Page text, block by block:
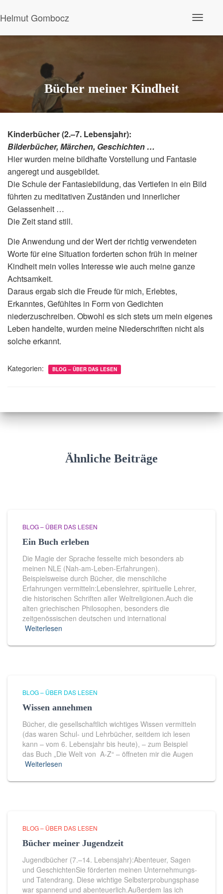
Helmut Gombocz
n
Bücher meiner Kindheit
Kinderbücher (2.–7. Lebensjahr):
Bilderbücher, Märchen, Geschichten …
Hier wurden meine bildhafte Vorstellung und Fantasie
angeregt und ausgebildet.
Die Schule der Fantasiebildung, das Vertiefen in ein Bild
führten zu meditativen Zuständen und innerlicher
Gelassenheit …
Die Zeit stand still.
Die Anwendung und der Wert der richtig verwendeten
Worte für eine Situation forderten schon früh in meiner
Kindheit mein volles Interesse wie auch meine ganze
Achtsamkeit.
Daraus ergab sich die Freude für mich, Erlebtes,
Erkanntes, Gefühltes in Form von Gedichten
niederzuschreiben. Obwohl es sich stets um mein eigenes
Leben handelte, wurden meine Niederschriften nicht als
solche erkannt.
Kategorien: BLOG – ÜBER DAS LESEN
Ähnliche Beiträge
BLOG – ÜBER DAS LESEN
Ein Buch erleben
Die Magie der Sprache fesselte mich besonders ab
meinen NLE (Nah-am-Leben-Erfahrungen).
Beispielsweise durch Bücher, die menschliche
Erfahrungen vermitteln:Lebenslehrer, spirituelle Lehrer,
die historischen Schriften aller Weltreligionen.Auch die
alten griechischen Philosophen, besonders die
zeitgenössischen deutschen und international
Weiterlesen
BLOG – ÜBER DAS LESEN
Wissen annehmen
Bücher, die gesellschaftlich wichtiges Wissen vermitteln
(das waren Schul- und Lehrbücher, seitdem ich lesen
kann – vom 6. Lebensjahr bis heute), – zum Beispiel
das Buch „Die Welt von A-Z“ – öﬀneten mir die Augen
Weiterlesen
BLOG – ÜBER DAS LESEN
Bücher meiner Jugendzeit
Jugendbücher (7.–14. Lebensjahr):Abenteuer, Sagen
und GeschichtenSie förderten meinen Unternehmungs-
und Tatendrang. Diese wichtige Selbsterprobungsphase
war spannend und abenteuerlich.Außerdem las ich